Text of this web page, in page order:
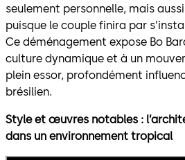
seulement personnelle, mais
puisque le couple finira par
Ce déménagement expose Bo
culture dynamique et à un
plein essor, profondément
brésilien.
Style et œuvres notables :
dans un environnement tropical